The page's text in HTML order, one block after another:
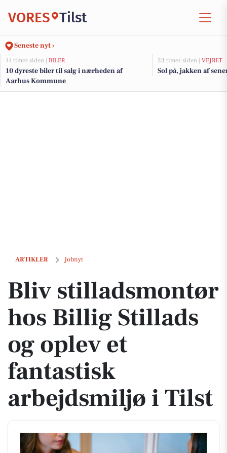
VORES Tilst
Seneste nyt ›
14 timer siden | BILER
10 dyreste biler til salg i nærheden af
Aarhus Kommune
23 timer siden | VEJRET
Sol på, jakken af
ARTIKLER Jobnyt
Bliv stilladsmontør hos Billig Stillads og oplev et fantastisk
Bliv stilladsmontør
hos Billig Stillads
og oplev et
fantastisk
arbejdsmiljø i Tilst